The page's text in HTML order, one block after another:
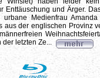
Enttäuschung und Ärger.
Medienfrau
aus der englischen Provinz
der letzten Ze...